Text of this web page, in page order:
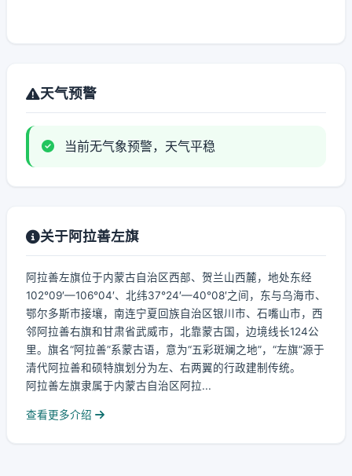
天气预警
当前无气象预警，天气平稳
关于阿拉善左旗
阿拉善左旗位于内蒙古自治区西部、贺兰山西麓，地处东经
102°09′—106°04′、北纬37°24′—40°08′之间，东与乌海市、
鄂尔多斯市接壤，南连宁夏回族自治区银川市、石嘴山市，西
邻阿拉善右旗和甘肃省武威市，北靠蒙古国，边境线长124公
里。旗名“阿拉善”系蒙古语，意为“五彩斑斓之地”，“左旗”源于
清代阿拉善和硕特旗划分为左、右两翼的行政建制传统。
阿拉善左旗隶属于内蒙古自治区阿拉...
查看更多介绍